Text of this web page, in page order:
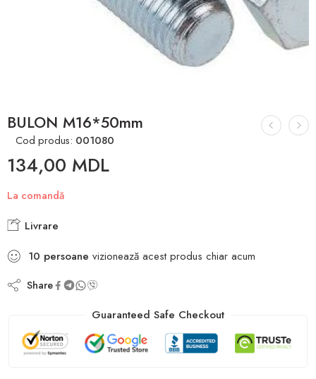
BULON M16*50mm
Cod produs: 001080
134,00 MDL
La comandă
Livrare
10 persoane vizionează acest produs chiar acum
Share
Guaranteed Safe Checkout